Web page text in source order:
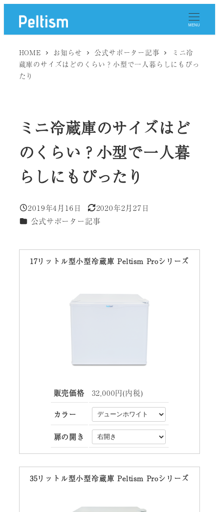
ン
MENU
HOME お知らせ 公式サポーター記事
ミニ冷
蔵庫のサイズはどのくらい？小型で一人暮らしにもぴっ
たり
ミニ冷蔵庫のサイズはど
のくらい？小型で一人暮
らしにもぴったり
投稿日
2019年4月16日
更新日
2020年2月27日
カテゴリー
公式サポーター記事
17リットル型小型冷蔵庫 Peltism Proシリーズ
販売価格 32,000円(内税)
カラー
扉の開き
35リットル型小型冷蔵庫 Peltism Proシリーズ